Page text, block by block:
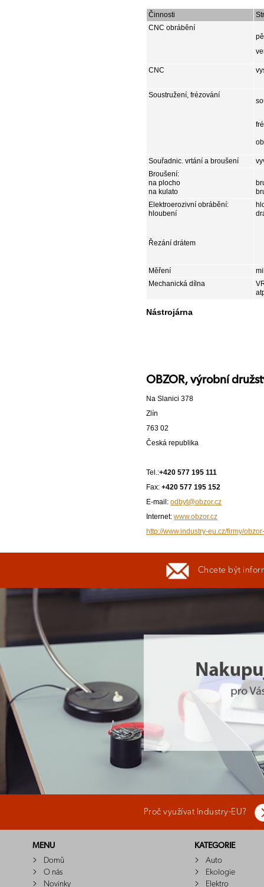
Činnosti
CNC obrábění
CNC
Soustružení, frézování
Souřadnic. vrtání a broušení
Broušení:
na plocho
na kulato
Elektroerozivní obrábění:
hloubení
Řezání drátem
Měření
Mechanická dílna
Nástrojárna
OBZOR, výrobní
Na Slanici 378
Zlín
763 02
Česká republika
Tel.:+420 577 195 111
Fax: +420 577 195 152
E-mail: odbyt@obzor.cz
Internet: www.obzor.cz
http://www.industry-eu.cz/firmy/
Chcete být
Proč využívat Industry-EU?
MENU
Domů
O nás
Novinky
KATEGORIE
Auto
Ekologie
Elektro